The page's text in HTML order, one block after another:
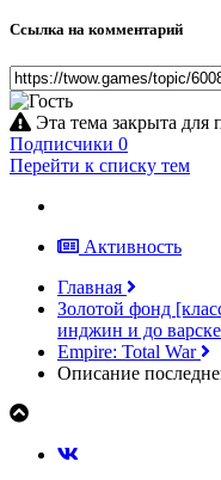
Ссылка на комментарий
Эта тема закрыта для
Подписчики 0
Перейти к списку тем
Активность
Главная
Золотой фонд
инджин и до
Empire: Total War
Описание